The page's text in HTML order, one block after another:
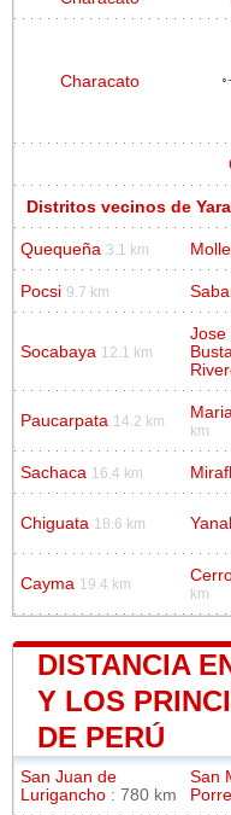
Characato
Distritos vecinos de
Quequeña 3.1 km
Pocsi 9.7 km
Socabaya 12.1 km
Jose
Paucarpata 14.2 km
km
Sachaca 16.4 km
Chiguata 18.6 km
Cayma 19.4 km
km
DISTANCIA
Y LOS
DE PERÚ
San Juan de
Lurigancho : 780 km
San